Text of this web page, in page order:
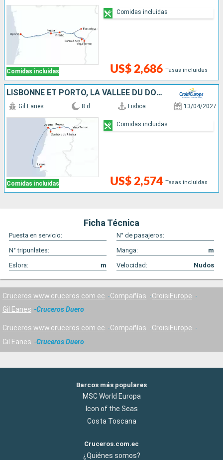
Comidas incluidas US$ 2,686 Tasas incluidas
Comidas incluidas
LISBONNE ET PORTO, LA VALLÉE DU DOURO
Comidas incluidas
Gil Eanes 8 d Lisboa 13/04/2027
US$ 2,574 Tasas incluidas
Comidas incluidas
Ficha Técnica
Puesta en servicio:
N° de pasajeros:
N° tripunlates:
Manga:
m
Eslora:
m Velocidad: Nudos
Cruceros www.cruceros.com.ec Compañías
CroisiEurope
Gil Eanes
Cruceros Duero
Cruceros www.cruceros.com.ec Compañías
CroisiEurope
Gil Eanes
Cruceros Duero
Barcos más populares
MSC World Europa
Icon of the Seas
Costa Toscana
Cruceros.com.ec
¿Quiénes somos?